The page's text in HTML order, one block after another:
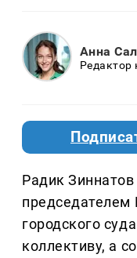
Анна
Редактор
Радик
председателем
городского
коллективу, а